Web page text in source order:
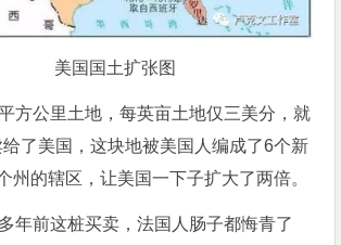
美国国土扩张图
方公里土地，每英亩土地仅三美分，就
了美国，这块地被美国人编成了6个新
州的辖区，让美国一下子扩大了两倍。
年前这桩买卖，法国人肠子都悔青了